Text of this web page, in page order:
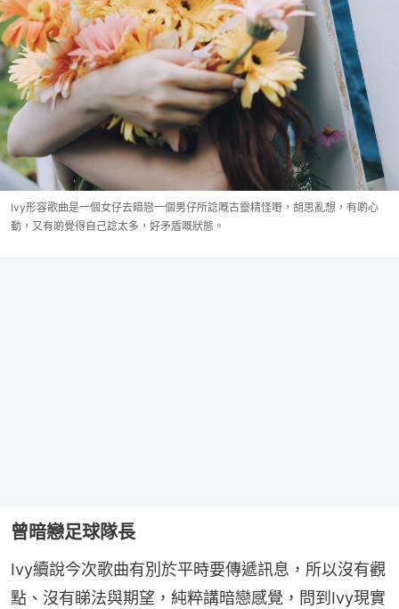
Ivy形容歌曲是一個女仔去暗戀一個男仔所諗嘅古靈精怪嘢，胡思亂想，有啲心
動，又有啲覺得自己諗太多，好矛盾嘅狀態。
曾暗戀足球隊長
Ivy續說今次歌曲有別於平時要傳遞訊息，所以沒有觀
點、沒有睇法與期望，純粹講暗戀感覺，問到Ivy現實